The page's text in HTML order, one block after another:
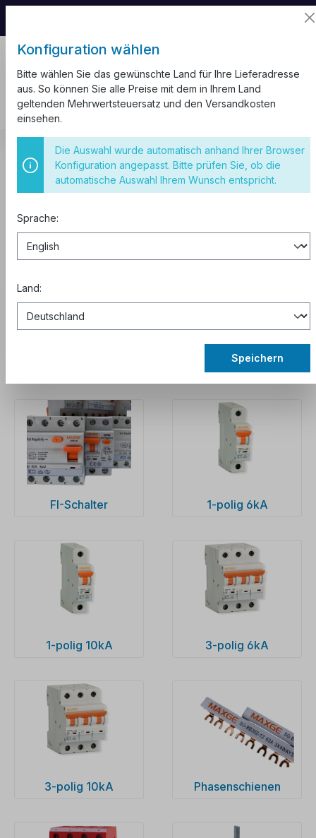
Sicherungsautomaten
Sicherungsautomaten
Kaufen zu B2B-Preisen
0% MwSt. für Geschäftskunden
Abonnieren Sie den Newsletter, um
aktuelle Rabattcodes zu erhalten.
FI-Schalter 1-polig 6kA
1-polig 10kA 3-polig 6kA
3-polig 10kA Phasenschienen
Konfiguration wählen
Bitte wählen Sie das gewünschte Land für Ihre Lieferadresse
aus. So können Sie alle Preise mit dem in Ihrem Land
geltenden Mehrwertsteuersatz und den Versandkosten
einsehen.
Die Auswahl wurde automatisch anhand Ihrer Browser
Konfiguration angepasst. Bitte prüfen Sie, ob die
automatische Auswahl Ihrem Wunsch entspricht.
Sprache:
Land:
Speichern